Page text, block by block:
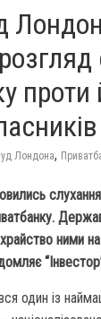
проти
Лондона,
ними
один із